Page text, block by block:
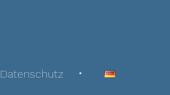
Datenschutz